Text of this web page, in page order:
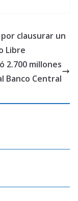
clausurar un
Libre
2.700 millones
Banco Central